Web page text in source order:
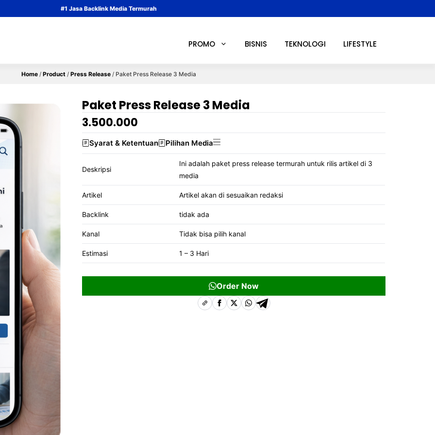
#1 Jasa Backlink Media Termurah
PROMO BISNIS TEKNOLOGI LIFESTYLE
Home / Product / Press Release / Paket Press Release 3 Media
Paket Press Release 3 Media
3.500.000
Syarat & Ketentuan Pilihan Media
Deskripsi
Ini adalah paket press release termurah untuk rilis artikel di 3
media
Artikel Artikel akan di sesuaikan redaksi
Backlink tidak ada
Kanal Tidak bisa pilih kanal
Estimasi 1 – 3 Hari
Order Now